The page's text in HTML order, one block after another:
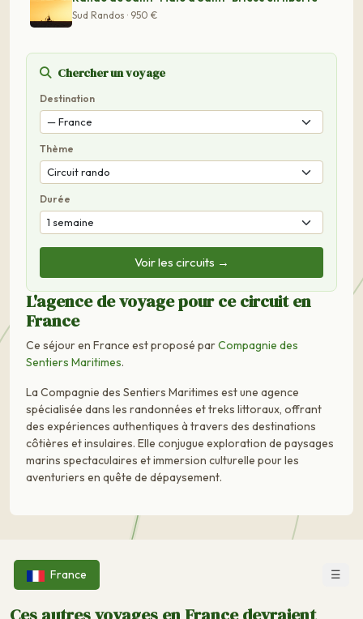
Sud Randos · 950 €
Chercher un voyage
Destination
Thème
Durée
Voir les circuits →
L'agence de voyage pour ce circuit en
France
Ce séjour en France est proposé parCompagnie des
Sentiers Maritimes.
La Compagnie des Sentiers Maritimes est une agence
spécialisée dans les randonnées et treks littoraux, offrant
des expériences authentiques à travers des destinations
côtières et insulaires. Elle conjugue exploration de paysages
marins spectaculaires et immersion culturelle pour les
aventuriers en quête de dépaysement.
France ☰